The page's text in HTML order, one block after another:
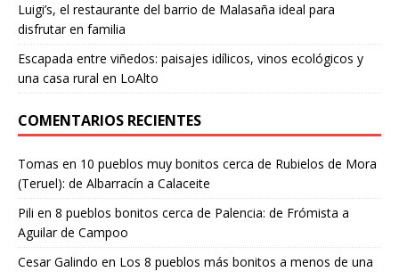
Luigi’s, el restaurante del barrio de Malasaña ideal para
disfrutar en familia
Escapada entre viñedos: paisajes idílicos, vinos ecológicos y
una casa rural en LoAlto
COMENTARIOS RECIENTES
Tomas en 10 pueblos muy bonitos cerca de Rubielos de Mora
(Teruel): de Albarracín a Calaceite
Pili en 8 pueblos bonitos cerca de Palencia: de Frómista a
Aguilar de Campoo
Cesar Galindo en Los 8 pueblos más bonitos a menos de una